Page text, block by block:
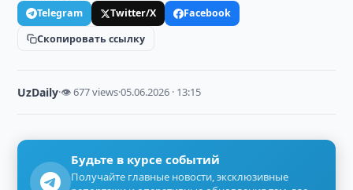
Telegram Twitter/X
Facebook
Скопировать ссылку
UzDaily·👁 677 views·05.06.2026 · 13:15
Будьте в курсе событий
Получайте главные новости, эксклюзивные